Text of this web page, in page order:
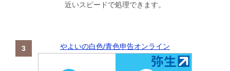
近いスピードで処理できます。
やよいの白色/青色申告オンライン